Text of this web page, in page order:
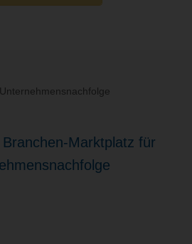
Marktplatz für